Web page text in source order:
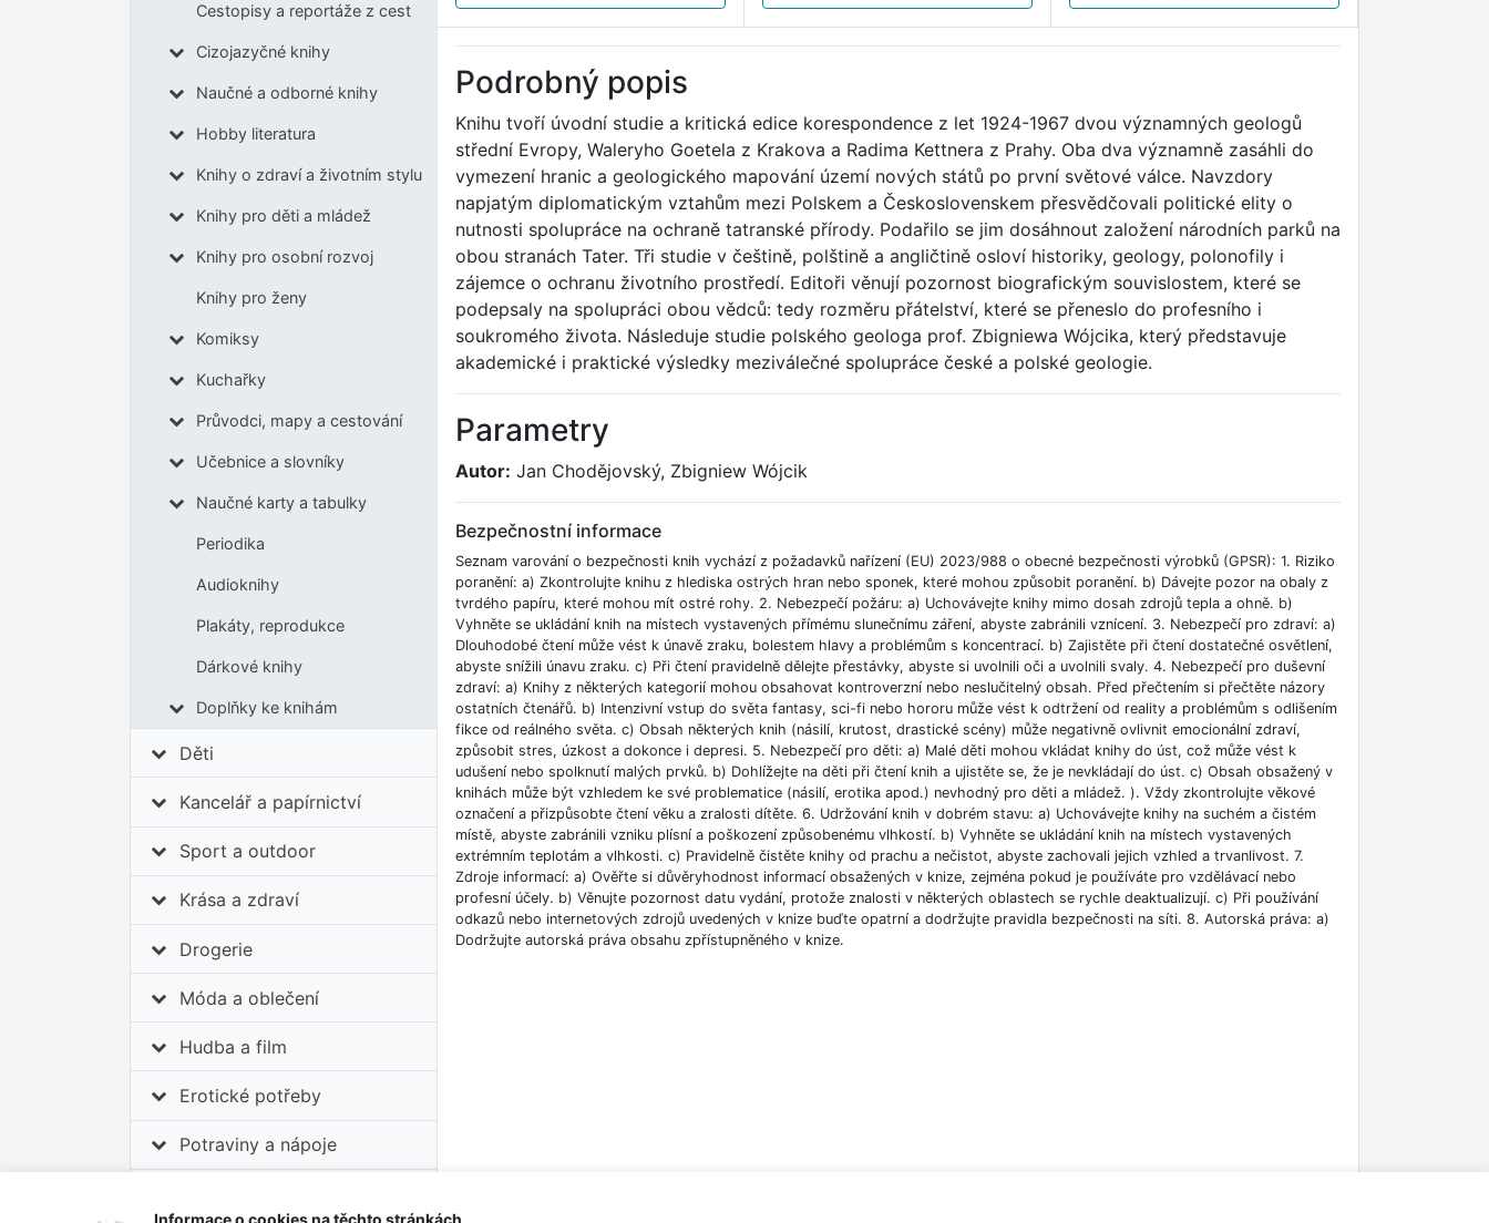
Cestopisy a reportáže z cest
Cizojazyčné knihy
Naučné a odborné knihy
Hobby literatura
Knihy o zdraví a životním stylu
Knihy pro děti a mládež
Knihy pro osobní rozvoj
Knihy pro ženy
Komiksy
Kuchařky
Průvodci, mapy a cestování
Učebnice a slovníky
Naučné karty a tabulky
Periodika
Audioknihy
Plakáty, reprodukce
Dárkové knihy
Doplňky ke knihám
Děti
Kancelář a papírnictví
Sport a outdoor
Krása a zdraví
Drogerie
Móda a oblečení
Hudba a film
Erotické potřeby
Potraviny a nápoje
Podrobný popis
Knihu tvoří úvodní studie a kritická edice korespondence z let 1924-1967 dvou významných geologů
střední Evropy, Waleryho Goetela z Krakova a Radima Kettnera z Prahy. Oba dva významně zasáhli do
vymezení hranic a geologického mapování území nových států po první světové válce. Navzdory
napjatým diplomatickým vztahům mezi Polskem a Československem přesvědčovali politické elity o
nutnosti spolupráce na ochraně tatranské přírody. Podařilo se jim dosáhnout založení národních parků na
obou stranách Tater. Tři studie v češtině, polštině a angličtině osloví historiky, geology, polonofily i
zájemce o ochranu životního prostředí. Editoři věnují pozornost biografickým souvislostem, které se
podepsaly na spolupráci obou vědců: tedy rozměru přátelství, které se přeneslo do profesního i
soukromého života. Následuje studie polského geologa prof. Zbigniewa Wójcika, který představuje
akademické i praktické výsledky meziválečné spolupráce české a polské geologie.
Parametry
Autor: Jan Chodějovský, Zbigniew Wójcik
Bezpečnostní informace
Seznam varování o bezpečnosti knih vychází z požadavků nařízení (EU) 2023/988 o obecné bezpečnosti výrobků (GPSR): 1. Riziko
poranění: a) Zkontrolujte knihu z hlediska ostrých hran nebo sponek, které mohou způsobit poranění. b) Dávejte pozor na obaly z
tvrdého papíru, které mohou mít ostré rohy. 2. Nebezpečí požáru: a) Uchovávejte knihy mimo dosah zdrojů tepla a ohně. b)
Vyhněte se ukládání knih na místech vystavených přímému slunečnímu záření, abyste zabránili vznícení. 3. Nebezpečí pro zdraví: a)
Dlouhodobé čtení může vést k únavě zraku, bolestem hlavy a problémům s koncentrací. b) Zajistěte při čtení dostatečné osvětlení,
abyste snížili únavu zraku. c) Při čtení pravidelně dělejte přestávky, abyste si uvolnili oči a uvolnili svaly. 4. Nebezpečí pro duševní
zdraví: a) Knihy z některých kategorií mohou obsahovat kontroverzní nebo neslučitelný obsah. Před přečtením si přečtěte názory
ostatních čtenářů. b) Intenzivní vstup do světa fantasy, sci-fi nebo hororu může vést k odtržení od reality a problémům s odlišením
fikce od reálného světa. c) Obsah některých knih (násilí, krutost, drastické scény) může negativně ovlivnit emocionální zdraví,
způsobit stres, úzkost a dokonce i depresi. 5. Nebezpečí pro děti: a) Malé děti mohou vkládat knihy do úst, což může vést k
udušení nebo spolknutí malých prvků. b) Dohlížejte na děti při čtení knih a ujistěte se, že je nevkládají do úst. c) Obsah obsažený v
knihách může být vzhledem ke své problematice (násilí, erotika apod.) nevhodný pro děti a mládež. ). Vždy zkontrolujte věkové
označení a přizpůsobte čtení věku a zralosti dítěte. 6. Udržování knih v dobrém stavu: a) Uchovávejte knihy na suchém a čistém
místě, abyste zabránili vzniku plísní a poškození způsobenému vlhkostí. b) Vyhněte se ukládání knih na místech vystavených
extrémním teplotám a vlhkosti. c) Pravidelně čistěte knihy od prachu a nečistot, abyste zachovali jejich vzhled a trvanlivost. 7.
Zdroje informací: a) Ověřte si důvěryhodnost informací obsažených v knize, zejména pokud je používáte pro vzdělávací nebo
profesní účely. b) Věnujte pozornost datu vydání, protože znalosti v některých oblastech se rychle deaktualizují. c) Při používání
odkazů nebo internetových zdrojů uvedených v knize buďte opatrní a dodržujte pravidla bezpečnosti na síti. 8. Autorská práva: a)
Dodržujte autorská práva obsahu zpřístupněného v knize.
Informace o cookies na těchto stránkách